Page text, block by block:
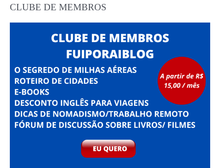
CLUBE DE MEMBROS